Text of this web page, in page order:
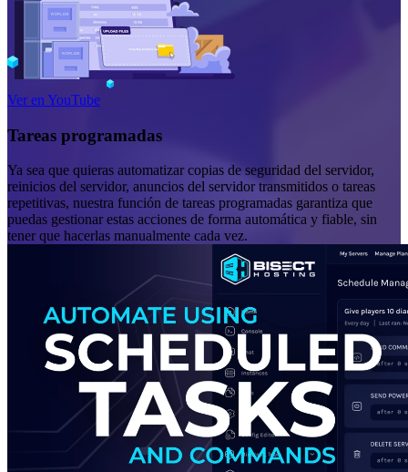
Ver en YouTube
Tareas programadas
Ya sea que quieras automatizar copias de seguridad del servidor,
reinicios del servidor, anuncios del servidor transmitidos o tareas
repetitivas, nuestra función de tareas programadas garantiza que
puedas gestionar estas acciones de forma automática y fiable, sin
tener que hacerlas manualmente cada vez.